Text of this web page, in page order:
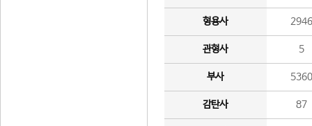
형용사 2946
관형사 5
부사 5360
감탄사 87